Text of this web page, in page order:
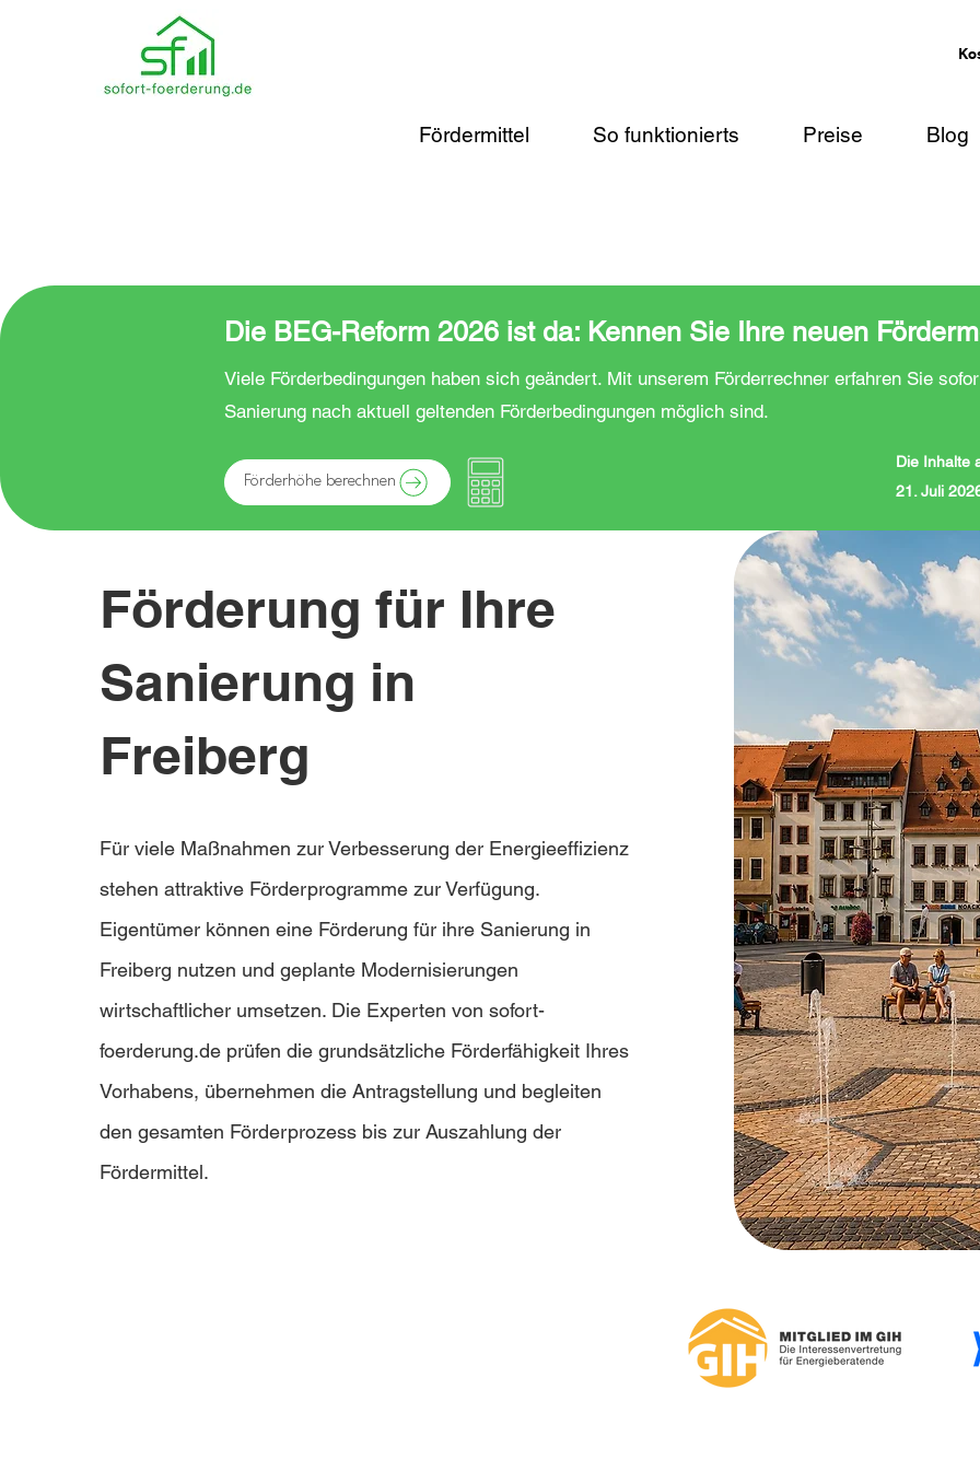
Fördermittel So funktionierts Preise Blog
Die BEG-Reform 2026 ist da: Kennen Sie Ihre neuen
Viele Förderbedingungen haben sich geändert. Mit unserem Förderrechner erfahren Sie
Sanierung nach aktuell geltenden Förderbedingungen möglich sind.
Förderhöhe berechnen
Die Inhalte
21. Juli
Förderung für Ihre
Sanierung in
Freiberg
Für viele Maßnahmen zur Verbesserung der Energieeffizienz
stehen attraktive Förderprogramme zur Verfügung.
Eigentümer können eine Förderung für ihre Sanierung in
Freiberg nutzen und geplante Modernisierungen
wirtschaftlicher umsetzen. Die Experten von sofort-
foerderung.de prüfen die grundsätzliche Förderfähigkeit Ihres
Vorhabens, übernehmen die Antragstellung und begleiten
den gesamten Förderprozess bis zur Auszahlung der
Fördermittel.